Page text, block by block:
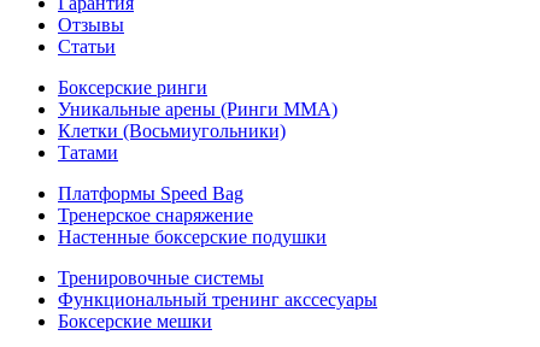
Отзывы
Статьи
Боксерские ринги
Уникальные арены (Ринги ММА)
Клетки (Восьмиугольники)
Татами
Платформы Speed Bag
Тренерское снаряжение
Настенные боксерские подушки
Тренировочные системы
Функциональный тренинг акссесуары
Боксерские мешки